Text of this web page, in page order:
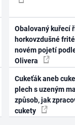
Obalovaný kuřecí
horkovzdušné
novém pojetí
Olivera
Cukeťák aneb
plech s uzeným
způsob, jak
cukety